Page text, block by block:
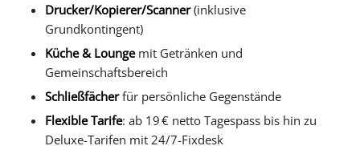
Drucker/Kopierer/Scanner(inklusive
Grundkontingent)
Küche & Loungemit Getränken und
Gemeinschaftsbereich
Schließfächerfür persönliche Gegenstände
Flexible Tarife: ab 19 € netto Tagespass bis hin zu
Deluxe-Tarifen mit 24/7-Fixdesk